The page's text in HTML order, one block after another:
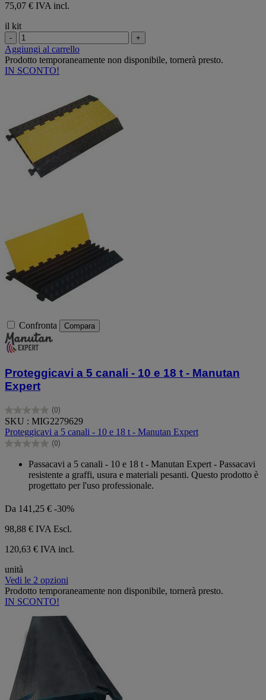
75,07 € IVA incl.
il kit
- +
Aggiungi al carrello
Prodotto temporaneamente non disponibile, tornerà presto.
IN SCONTO!
Confronta Compara
Proteggicavi a 5 canali - 10 e 18 t - Manutan
Expert
(0)
0.0
su
5
stelle.
SKU : MIG2279629
Proteggicavi a 5 canali - 10 e 18 t - Manutan Expert
(0)
0.0
Passacavi a 5 canali - 10 e 18 t - Manutan Expert - Passacavi
resistente a graffi, usura e materiali pesanti. Questo prodotto è
progettato per l'uso professionale.
Da 141,25 € -30%
98,88 € IVA Escl.
120,63 € IVA incl.
unità
Vedi le 2 opzioni
Prodotto temporaneamente non disponibile, tornerà presto.
IN SCONTO!